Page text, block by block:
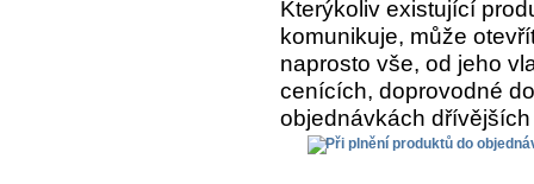
Kterýkoliv existující
komunikuje, může
naprosto vše, od jeho
cenících, doprovodné
objednávkách